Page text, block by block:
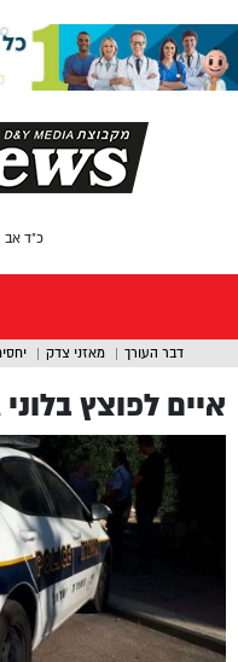
כ"ד אב
דבר העורך מאזני צדק
איים לפוצץ